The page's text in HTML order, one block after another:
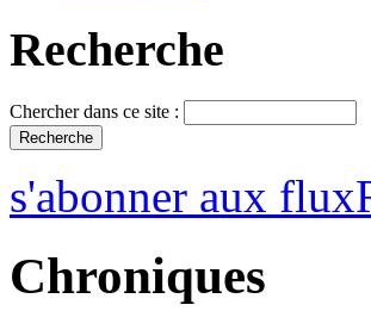
Recherche
Chercher dans ce site :
s'abonner aux
Chroniques